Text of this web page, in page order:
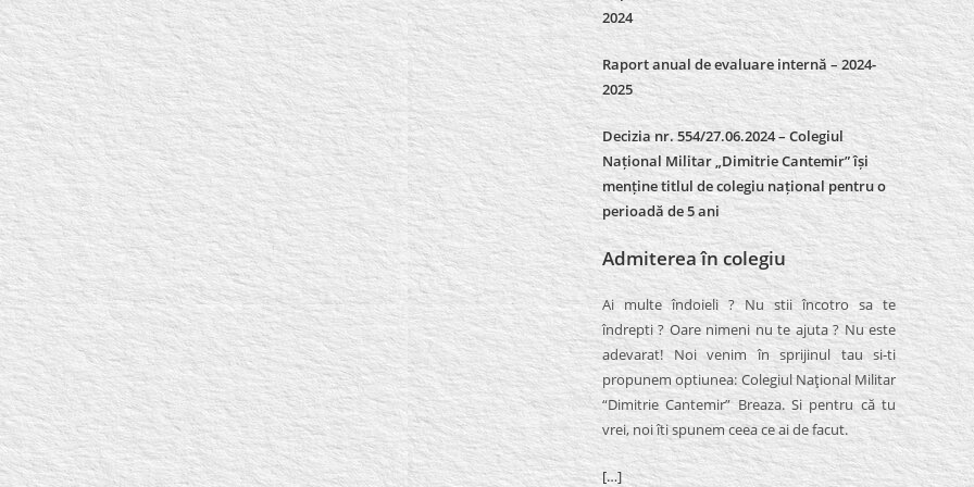
2024
Raport anual de evaluare internă –2024-
2025
Decizia nr. 554/27.06.2024 – Colegiul
Național Militar „Dimitrie Cantemir” își
menține titlul de colegiu național pentru o
perioadă de 5 ani
Admiterea în colegiu
Ai multe îndoieli ? Nu stii încotro sa te
îndrepti ? Oare nimeni nu te ajuta ? Nu este
adevarat! Noi venim în sprijinul tau si-ti
propunem optiunea: Colegiul Naţional Militar
“Dimitrie Cantemir” Breaza. Si pentru că tu
vrei, noi îti spunem ceea ce ai de facut.
[…]